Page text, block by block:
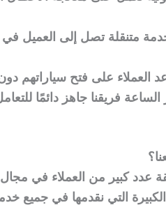
متنقلة تصل إلى العميل في
العملاء على فتح
فريقنا جاهز دائمًا
عدد كبير من العملاء في
التي نقدمها في جميع